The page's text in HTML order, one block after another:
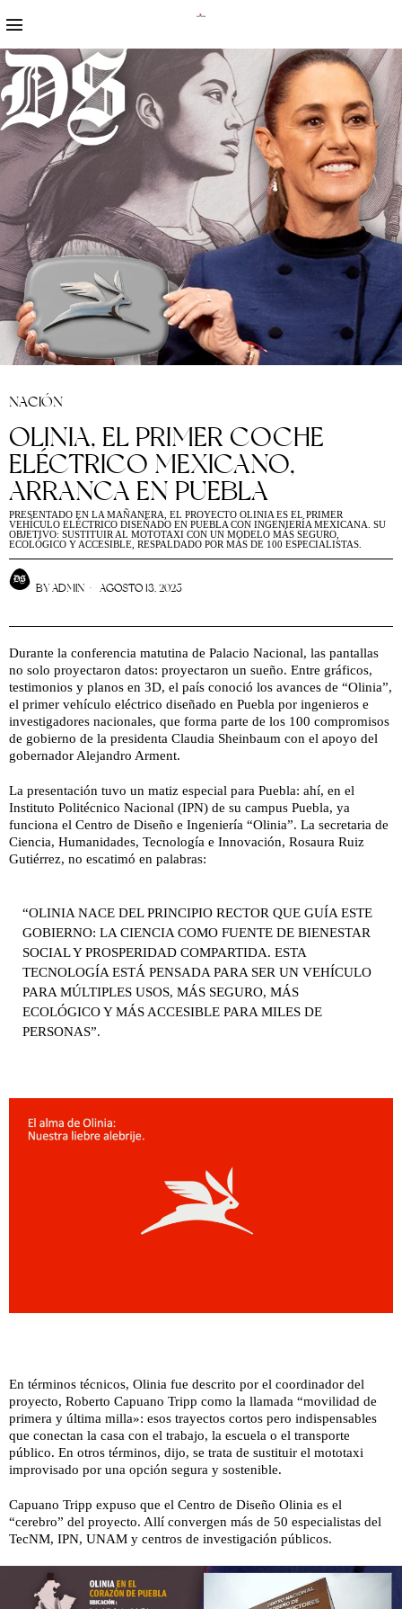
NACIÓN
OLINIA, EL PRIMER COCHE
ELÉCTRICO MEXICANO,
ARRANCA EN PUEBLA
PRESENTADO EN LA MAÑANERA, EL PROYECTO OLINIA ES EL PRIMER
VEHÍCULO ELÉCTRICO DISEÑADO EN PUEBLA CON INGENIERÍA MEXICANA. SU
OBJETIVO: SUSTITUIR AL MOTOTAXI CON UN MODELO MÁS SEGURO,
ECOLÓGICO Y ACCESIBLE, RESPALDADO POR MÁS DE 100 ESPECIALISTAS.
BY ADMIN AGOSTO 13, 2025
Durante la conferencia matutina de Palacio Nacional, las pantallas
no solo proyectaron datos: proyectaron un sueño. Entre gráficos,
testimonios y planos en 3D, el país conoció los avances de “Olinia”,
el primer vehículo eléctrico diseñado en Puebla por ingenieros e
investigadores nacionales, que forma parte de los 100 compromisos
de gobierno de la presidenta Claudia Sheinbaum con el apoyo del
gobernador Alejandro Arment.
La presentación tuvo un matiz especial para Puebla: ahí, en el
Instituto Politécnico Nacional (IPN) de su campus Puebla, ya
funciona el Centro de Diseño e Ingeniería “Olinia”. La secretaria de
Ciencia, Humanidades, Tecnología e Innovación, Rosaura Ruiz
Gutiérrez, no escatimó en palabras:
“OLINIA NACE DEL PRINCIPIO RECTOR QUE GUÍA ESTE
GOBIERNO: LA CIENCIA COMO FUENTE DE BIENESTAR
SOCIAL Y PROSPERIDAD COMPARTIDA. ESTA
TECNOLOGÍA ESTÁ PENSADA PARA SER UN VEHÍCULO
PARA MÚLTIPLES USOS, MÁS SEGURO, MÁS
ECOLÓGICO Y MÁS ACCESIBLE PARA MILES DE
PERSONAS”.
En términos técnicos, Olinia fue descrito por el coordinador del
proyecto, Roberto Capuano Tripp como la llamada “movilidad de
primera y última milla»: esos trayectos cortos pero indispensables
que conectan la casa con el trabajo, la escuela o el transporte
público. En otros términos, dijo, se trata de sustituir el mototaxi
improvisado por una opción segura y sostenible.
Capuano Tripp expuso que el Centro de Diseño Olinia es el
“cerebro” del proyecto. Allí convergen más de 50 especialistas del
TecNM, IPN, UNAM y centros de investigación públicos.